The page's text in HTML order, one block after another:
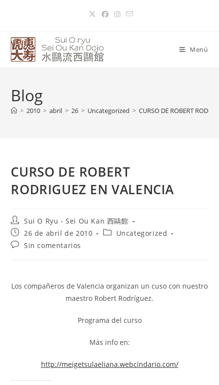
Menú
Blog
> 2010 > abril > 26 > Uncategorized > CURSO DE ROBERT
CURSO DE ROBERT
RODRIGUEZ EN VALENCIA
Sui O Ryu - Sei Ou Kan 西鷗館
26 de abril de 2010
Uncategorized
Sin comentarios
Los compañeros de Valencia organizan un cuso con nuestro
maestro Robert Rodríguez.
Programa del curso
Más info en:
http://meigetsulaeliana.webcindario.com/